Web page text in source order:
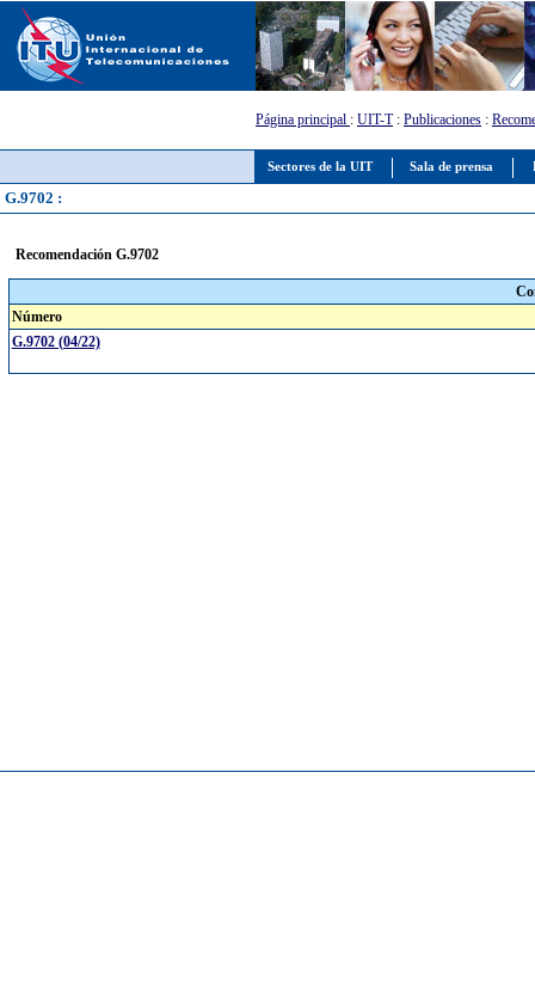
Sectores de la UIT Sala de prensa
Página principal : UIT-T: Publicaciones :
G.9702 :
Recomendación G.9702
Número
G.9702 (04/22)